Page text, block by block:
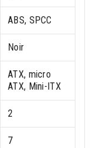
ABS, SPCC
Noir
ATX, micro
ATX, Mini-ITX
2
7